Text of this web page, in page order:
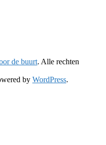
de buurt. Alle rechten
by WordPress.